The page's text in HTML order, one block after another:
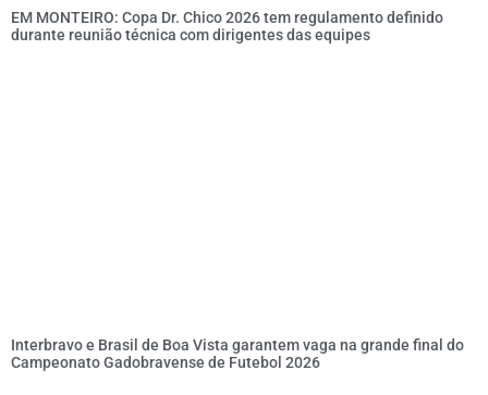
EM MONTEIRO: Copa Dr. Chico 2026 tem regulamento definido
durante reunião técnica com dirigentes das equipes
Interbravo e Brasil de Boa Vista garantem vaga na grande final do
Campeonato Gadobravense de Futebol 2026